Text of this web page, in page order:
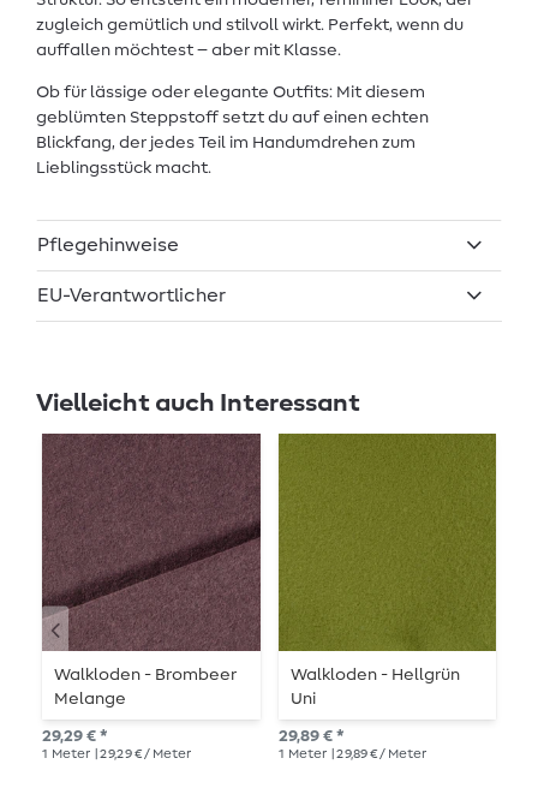
zugleich gemütlich und stilvoll wirkt. Perfekt, wenn du
auffallen möchtest – aber mit Klasse.
Ob für lässige oder elegante Outfits: Mit diesem
geblümten Steppstoff setzt du auf einen echten
Blickfang, der jedes Teil im Handumdrehen zum
Lieblingsstück macht.
Pflegehinweise
EU-Verantwortlicher
Vielleicht auch Interessant
Walkloden - Brombeer
Melange
29,29 € *
1 Meter | 29,29 € / Meter
Walkloden - Hellgrün
Uni
29,89 € *
1 Meter | 29,89 € / Meter